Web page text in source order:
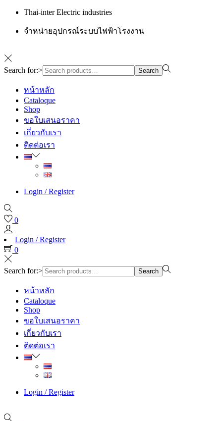
Thai-inter Electric industries
จำหน่ายอุปกรณ์ระบบไฟฟ้าโรงงาน
Search for:> Search
หน้าหลัก
Cataloque
Shop
ขอใบเสนอราคา
เกี่ยวกับเรา
ติดต่อเรา
Login / Register
0
Login / Register
0
Search for:> Search
หน้าหลัก
Cataloque
Shop
ขอใบเสนอราคา
เกี่ยวกับเรา
ติดต่อเรา
Login / Register